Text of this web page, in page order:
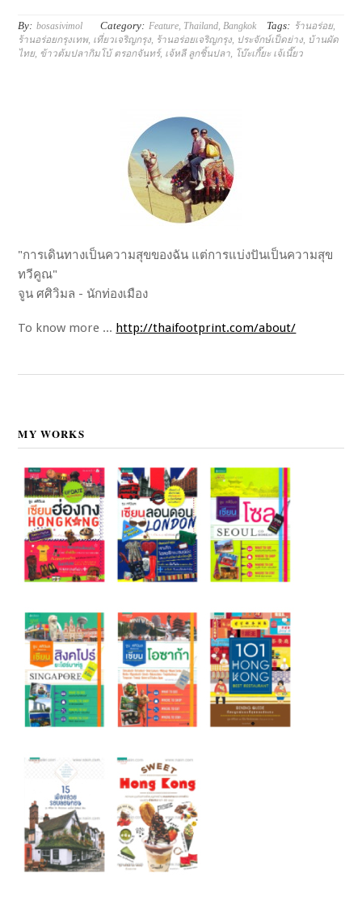
By: bosasivimol Category: Feature Thailand Bangkok Tags: ร้านอร่อย,
ร้านอร่อยกรุงเทพ, เที่ยวเจริญกรุง, ร้านอร่อยเจริญกรุง, ประจักษ์เป็ดย่าง, บ้านผัด
ไทย, ข้าวต้มปลากิมโบ้ ตรอกจันทร์, เจ้หลี ลูกชิ้นปลา โบ๊ะเกี๊ยะ เจ้เนี๊ยว
"การเดินทางเป็นความสุขของฉัน แต่การแบ่งปันเป็นความสุข
ทวีคูณ"
จูน ศศิวิมล - นักท่องเมือง
To know more ... http://thaifootprint.com/about/
MY WORKS